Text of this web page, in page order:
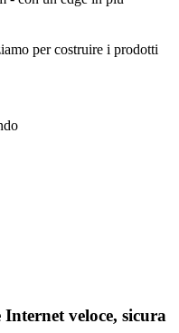
per costruire i prodotti
veloce, sicura